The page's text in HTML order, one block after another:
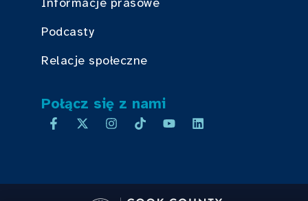
Podcasty
Relacje społeczne
Połącz się z nami